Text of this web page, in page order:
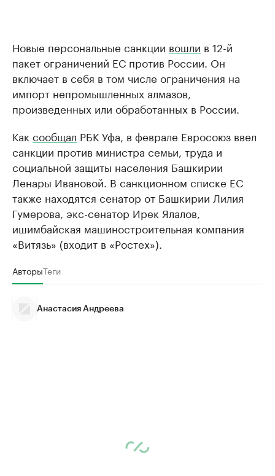
Новые персональные санкции вошли в 12-й
пакет ограничений ЕС против России. Он
включает в себя в том числе ограничения на
импорт непромышленных алмазов,
произведенных или обработанных в России.
Как сообщал РБК Уфа, в феврале Евросоюз ввел
санкции против министра семьи, труда и
социальной защиты населения Башкирии
Ленары Ивановой. В санкционном списке ЕС
также находятся сенатор от Башкирии Лилия
Гумерова, экс-сенатор Ирек Ялалов,
ишимбайская машиностроительная компания
«Витязь» (входит в «Ростех»).
АвторыТеги
Анастасия Андреева